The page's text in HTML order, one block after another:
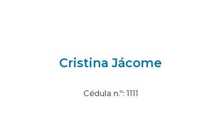
Cristina Jácome
Cédula n.º: 1111